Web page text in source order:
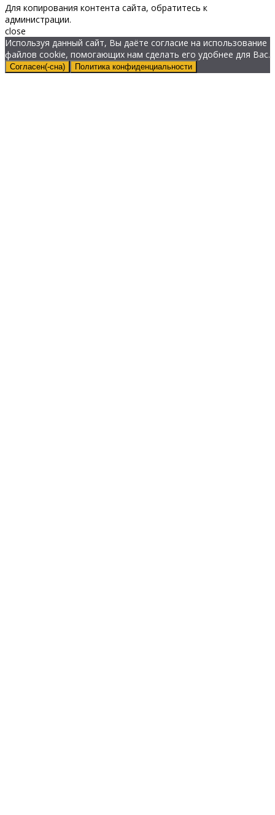
Для копирования контента сайта, обратитесь к
администрации.
close
Используя данный сайт, Вы даёте согласие на использование
файлов cookie, помогающих нам сделать его удобнее для Вас.
Согласен(-сна) Политика конфиденциальности